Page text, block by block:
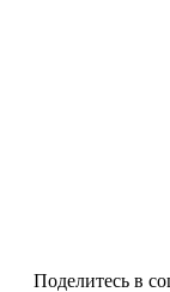
Поделитесь в